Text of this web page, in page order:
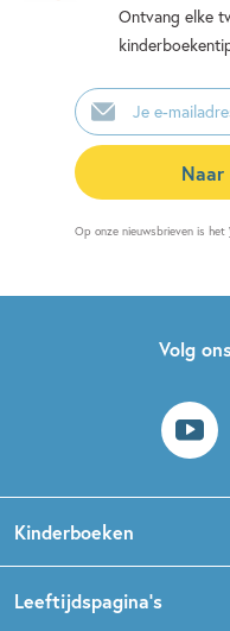
Ontvang elke
E-
mailadres
Naar
Op onze nieuwsbrieven is het
Volg
Kinderboeken
Leeftijdspagina’s